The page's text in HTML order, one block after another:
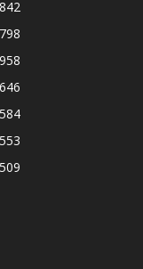
646
584
553
509